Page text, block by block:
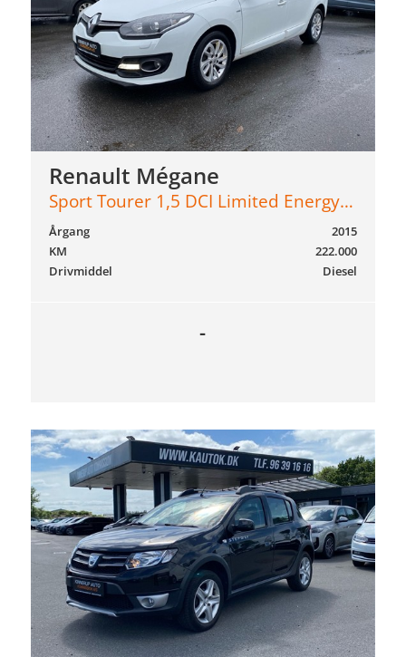
Renault Mégane
Sport Tourer 1,5 DCI Limited Energy 110HK Stc 6g
-
2015
Årgang
222.000
KM
Diesel
Drivmiddel